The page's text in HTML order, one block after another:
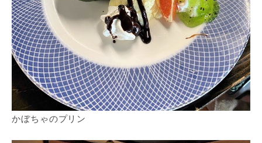
かぼちゃのプリン